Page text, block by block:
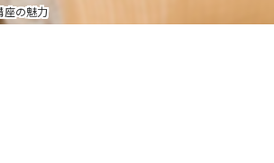
座の魅力